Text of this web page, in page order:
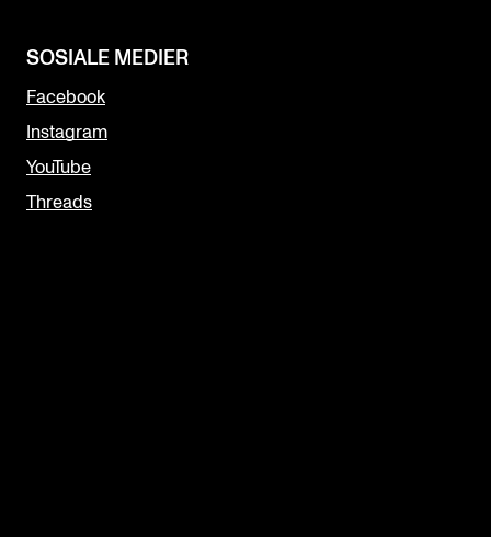
SOSIALE MEDIER
Facebook
Instagram
YouTube
Threads